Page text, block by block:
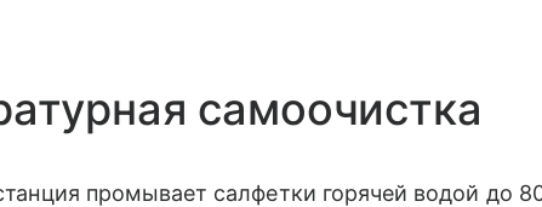
самоочистка
промывает салфетки горячей водой до